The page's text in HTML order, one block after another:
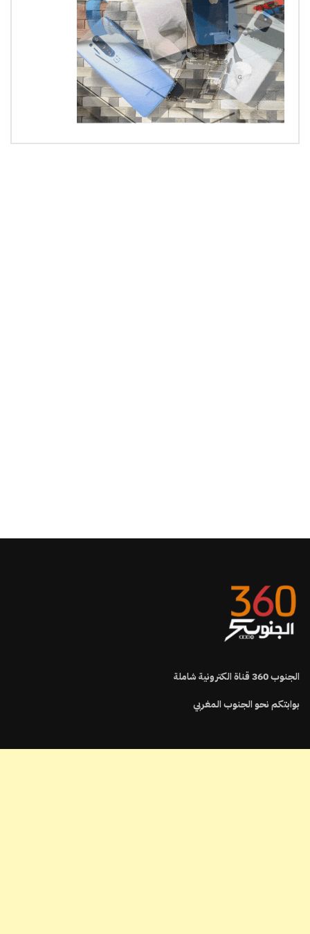
الجنوب360قناة الكترونية شاملة
بوابتكم نحو الجنوب المغربي